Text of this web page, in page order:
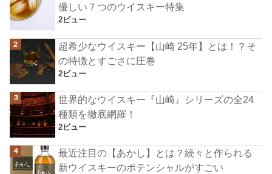
優しい７つのウイスキー特集
2ビュー
超希少なウイスキー【山崎 25年】とは！？そ
の特徴とすごさに圧巻
2ビュー
世界的なウイスキー『山崎』シリーズの全24
種類を徹底網羅！
2ビュー
最近注目の【あかし】とは？続々と作られる
新ウイスキーのポテンシャルがすごい